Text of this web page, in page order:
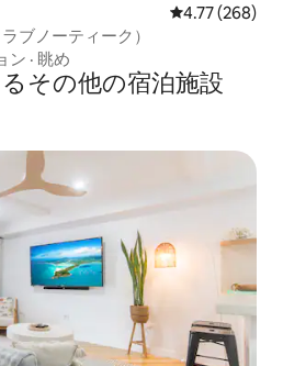
レビュー268
4.77 (268)
ブノーティーク）
ン · 眺め
その他の宿泊施設